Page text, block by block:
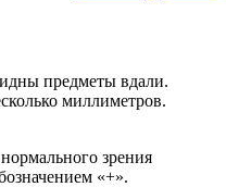
предметы вдали.
миллиметров.
зрения
«+».